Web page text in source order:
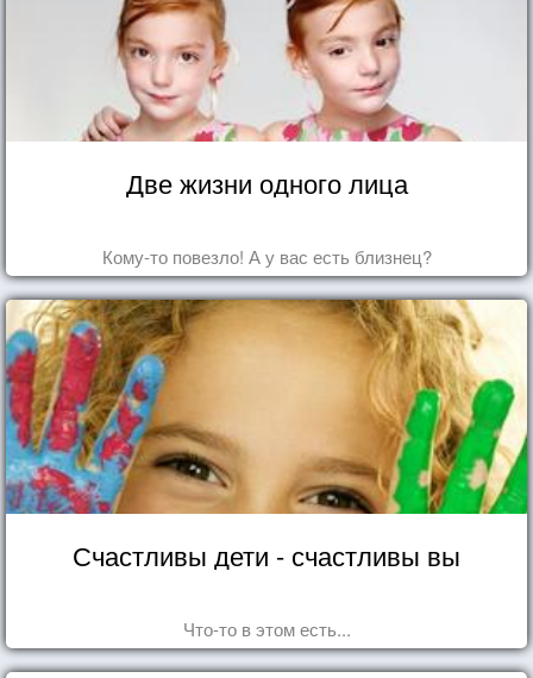
Две жизни одного лица
Кому-то повезло! А у вас есть близнец?
Счастливы дети - счастливы вы
Что-то в этом есть...